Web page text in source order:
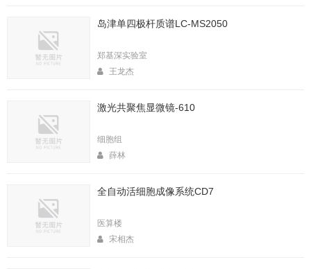
2026年春季大型仪器培训安排
生命科学实验中心2026年寒假值班表
岛津单四极杆质谱LC-MS2050
郑基深实验室
王龙杰
激光共聚焦显微镜-610
细胞组
薛林
全自动活细胞成像系统CD7
医算楼
宋相杰